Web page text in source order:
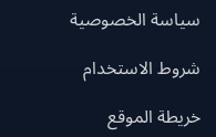
الخصوصية
الاستخدام
الموقع